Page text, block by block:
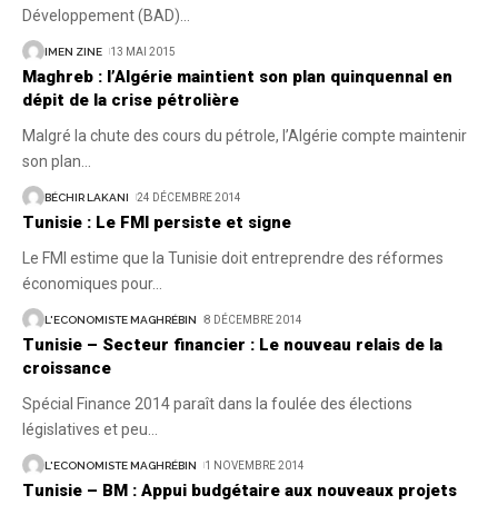
Développement (BAD)
IMEN ZINE 13 MAI 2015
Maghreb : l’Algérie maintient son plan quinquennal en
dépit de la crise pétrolière
Malgré la chute des cours du pétrole, l’Algérie compte maintenir
son plan
BÉCHIR LAKANI 24 DÉCEMBRE 2014
Tunisie : Le FMI persiste et signe
Le FMI estime que la Tunisie doit entreprendre des réformes
économiques pour…
L'ECONOMISTE MAGHRÉBIN 8 DÉCEMBRE 2014
Tunisie – Secteur financier : Le nouveau relais de la
croissance
Spécial Finance 2014 paraît dans la foulée des élections
législatives et peu
L'ECONOMISTE MAGHRÉBIN 1 NOVEMBRE 2014
Tunisie – BM : Appui budgétaire aux nouveaux projets